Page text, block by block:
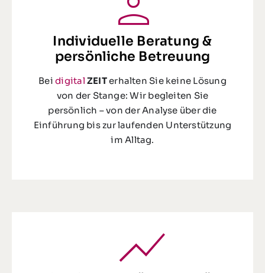
Individuelle Beratung &
persönliche Betreuung
Beidigital ZEITerhalten Sie keine Lösung
von der Stange: Wir begleiten Sie
persönlich – von der Analyse über die
Einführung bis zur laufenden Unterstützung
im Alltag.